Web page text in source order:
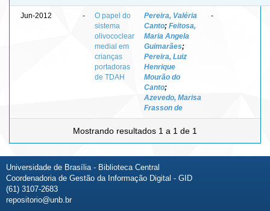
Jun-2012 -
O papel do
sistema
olivococlear
medial em
crianças
portadoras
de TDAH
Pereira, Valéria
Canto; Feitosa,
Maria Angela
Guimarães;
Pereira, Luiz
Henrique
Mourão do
Canto;
Azevedo, Marisa
Frasson de
-
Mostrando resultados 1 a 1 de 1
Universidade de Brasília - Biblioteca Central
Coordenadoria de Gestão da Informação Digital - GID
(61) 3107-2683
repositorio@unb.br